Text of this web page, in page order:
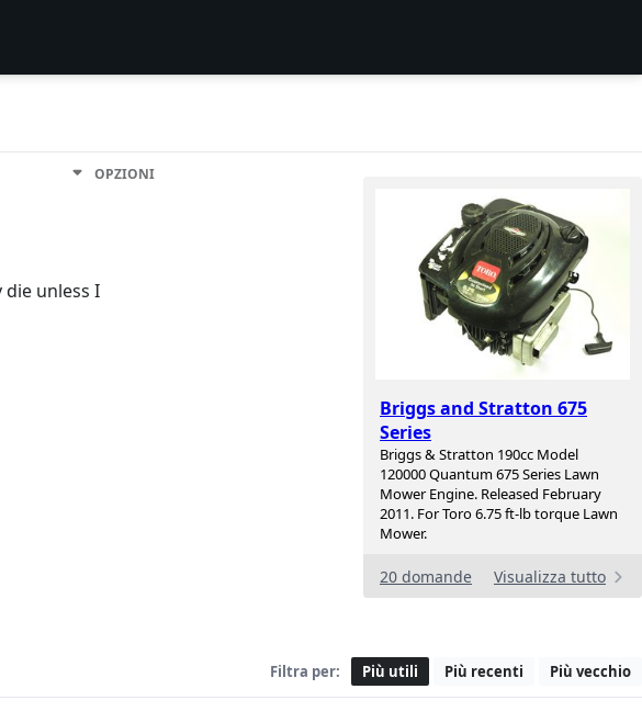
Briggs and Stratton 675
Series
Briggs & Stratton 190cc Model
120000 Quantum 675 Series Lawn
Mower Engine. Released February
2011. For Toro 6.75 ft-lb torque Lawn
Mower.
20 domande Visualizza tutto
OPZIONI
unless I
Filtra per: Più utili Più recenti Più vecchio